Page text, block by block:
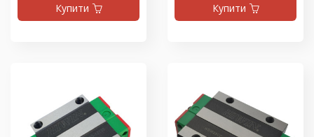
Купити Купити